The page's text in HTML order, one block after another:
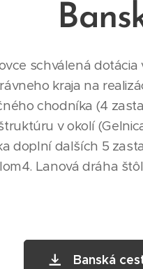
schválená
kraja na
chodníka (4
v okolí
doplní dalších 5
Lanová dráha
Banská